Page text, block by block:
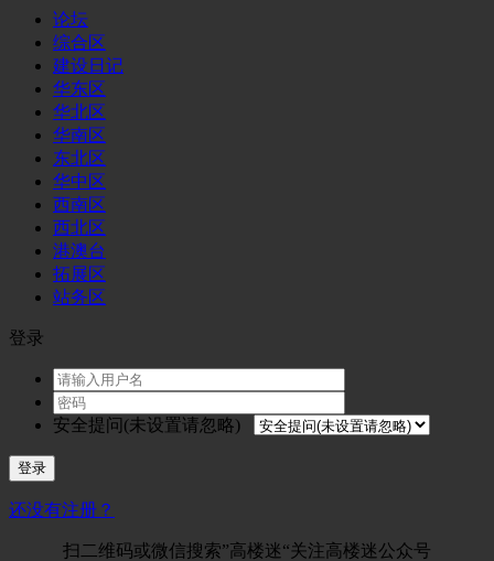
论坛
综合区
建设日记
华东区
华北区
华南区
东北区
华中区
西南区
西北区
港澳台
拓展区
站务区
登录
安全提问(未设置请忽略)
登录
还没有注册？
扫二维码或微信搜索”高楼迷“关注高楼迷公众号